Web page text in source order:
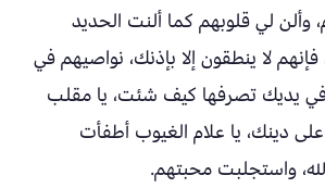
وألن لي قلوبهم كما ألنت الحديد
فإنهم لا ينطقون إلا بإذنك، نواصيهم في
يديك تصرفها كيف شئت، يا مقلب
دينك، يا علام الغيوب أطفأت
واستجلبت محبتهم.